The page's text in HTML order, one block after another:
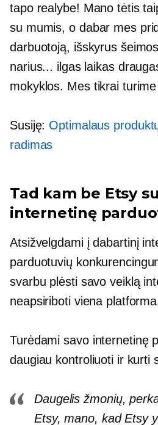
tapo realybe! Mano tėtis
su mumis, o dabar mes
darbuotoją, išskyrus šeimos
narius... ilgas laikas
mokyklos. Mes tikrai
Susiję: Optimalaus
radimas
Tad kam be Etsy
internetinę
Atsižvelgdami į dabartinį
parduotuvių
svarbu plėsti savo veiklą
neapsiriboti viena
Turėdami savo internetinę
daugiau kontroliuoti ir kurti
Daugelis žmonių,
Etsy, mano, kad Etsy